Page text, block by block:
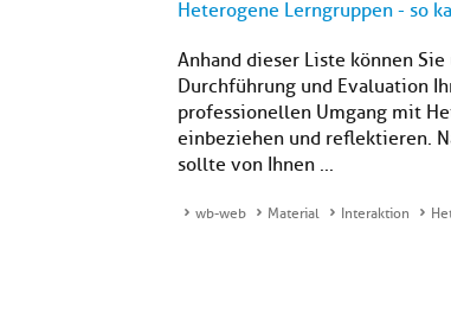
Heterogene Lerngruppen - so
Anhand dieser Liste können
Durchführung und Evaluation
professionellen Umgang mit
einbeziehen und reflektieren.
sollte von Ihnen ...
wb-web Material Interaktion